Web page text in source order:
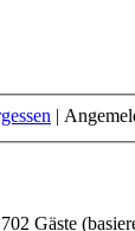
|
Gäste